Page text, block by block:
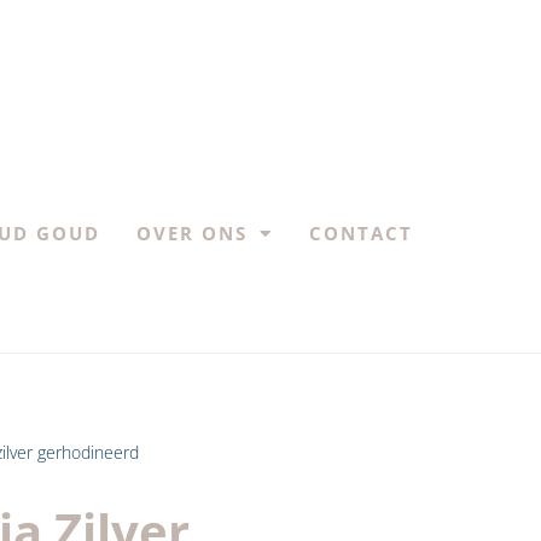
GOUD OVER ONS CONTACT
gerhodineerd